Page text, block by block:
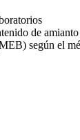
de
según el